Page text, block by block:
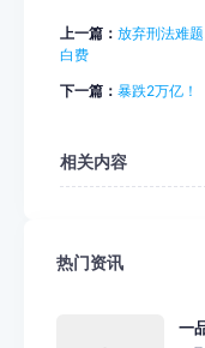
上一篇： 放弃刑法难
白费
下一篇： 暴跌2万亿！
相关内容
热门资讯
一